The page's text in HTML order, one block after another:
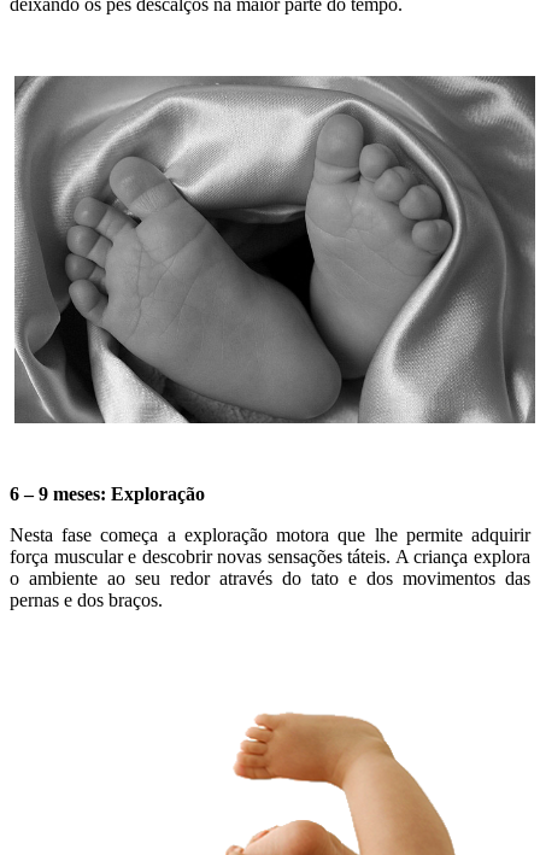
deixando os pés descalços na maior parte do tempo.
6 – 9 meses: Exploração
Nesta fase começa a exploração motora que lhe permite adquirir
força muscular e descobrir novas sensações táteis. A criança explora
o ambiente ao seu redor através do tato e dos movimentos das
pernas e dos braços.